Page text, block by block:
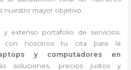
nuestro mayor objetivo.
extenso portafolio de servicios.
con nosotros tu cita para la
y computadores en
soluciones, precios justos y